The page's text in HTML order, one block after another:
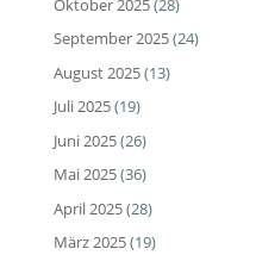
Oktober 2025(28)
September 2025(24)
August 2025(13)
Juli 2025(19)
Juni 2025(26)
Mai 2025(36)
April 2025(28)
März 2025(19)